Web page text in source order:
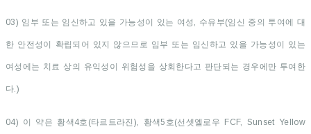
03) 임부 또는 임신하고 있을 가능성이 있는 여성, 수유부(임신 중의 투여에 대
한 안전성이 확립되어 있지 않으므로 임부 또는 임신하고 있을 가능성이 있는
여성에는 치료 상의 유익성이 위험성을 상회한다고 판단되는 경우에만 투여한
다.)
04) 이 약은 황색4호(타르트라진), 황색5호(선셋옐로우 FCF, Sunset Yellow